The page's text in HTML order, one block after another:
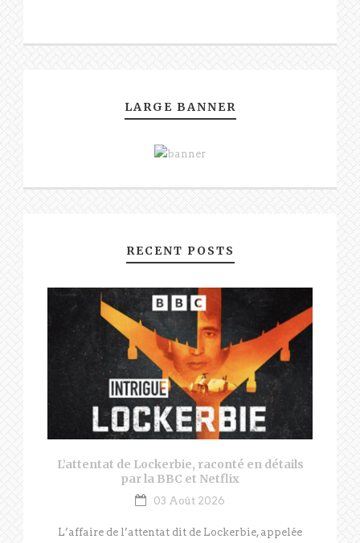
LARGE BANNER
RECENT POSTS
L’attentat de Lockerbie, raconté en détails
par la BBC et Netflix
03 Août 2026
L’affaire de l’attentat dit de Lockerbie, appelée